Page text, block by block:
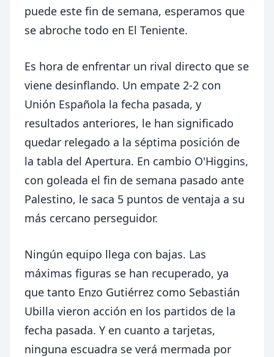
puede este fin de semana, esperamos que
se abroche todo en El Teniente.
Es hora de enfrentar un rival directo que se
viene desinflando. Un empate 2-2 con
Unión Española la fecha pasada, y
resultados anteriores, le han significado
quedar relegado a la séptima posición de
la tabla del Apertura. En cambio O'Higgins,
con goleada el fin de semana pasado ante
Palestino, le saca 5 puntos de ventaja a su
más cercano perseguidor.
Ningún equipo llega con bajas. Las
máximas figuras se han recuperado, ya
que tanto Enzo Gutiérrez como Sebastián
Ubilla vieron acción en los partidos de la
fecha pasada. Y en cuanto a tarjetas,
ninguna escuadra se verá mermada por